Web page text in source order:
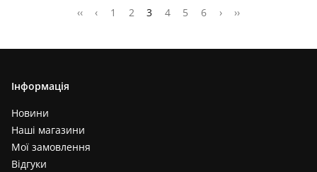
‹‹
‹ 1 2 3 4 5 6 › ››
Інформація
Новини
Наші магазини
Мої замовлення
Відгуки